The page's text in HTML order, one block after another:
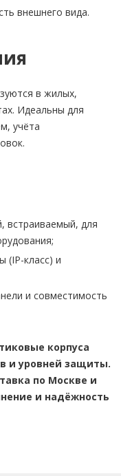
внешнего вида.
в жилых,
Идеальны для
учёта
встраиваемый, для
(IP-класс) и
и совместимость
корпуса
и уровней защиты.
по Москве и
и надёжность